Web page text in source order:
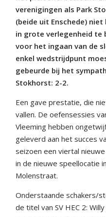
verenigingen als Park
(beide uit Enschede) niet
in grote verlegenheid te
voor het ingaan van de
enkel wedstrijdpunt
gebeurde bij het
Stokhorst: 2-2.
Een gave prestatie, die
vallen. De oefensessies
Vleeming hebben
geleverd aan het succes
seizoen een viertal
in de nieuwe speellocatie
Molenstraat.
Onderstaande schakers/
de titel van SV HEC 2: